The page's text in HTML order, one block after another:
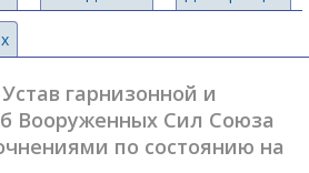
гарнизонной и
Вооруженных Сил Союза
по состоянию на